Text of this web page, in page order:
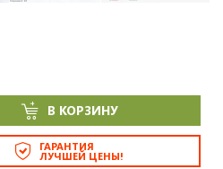
В КОРЗИНУ
ГАРАНТИЯ
ЛУЧШЕЙ ЦЕНЫ!